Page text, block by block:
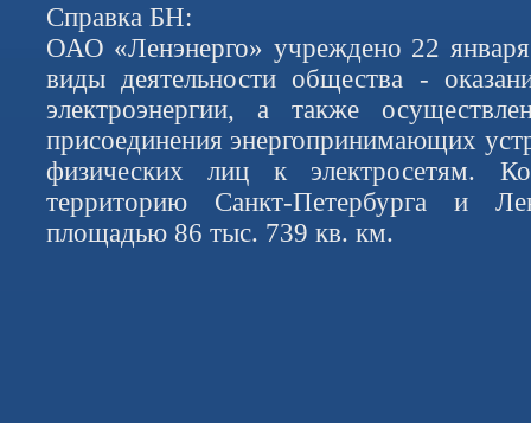
Справка БН:
ОАО «Ленэнерго» учреждено 22
виды деятельности общества -
электроэнергии, а также
присоединения энергопринимающих
физических лиц к электросетям.
территорию Санкт-Петербурга и
площадью 86 тыс. 739 кв. км.